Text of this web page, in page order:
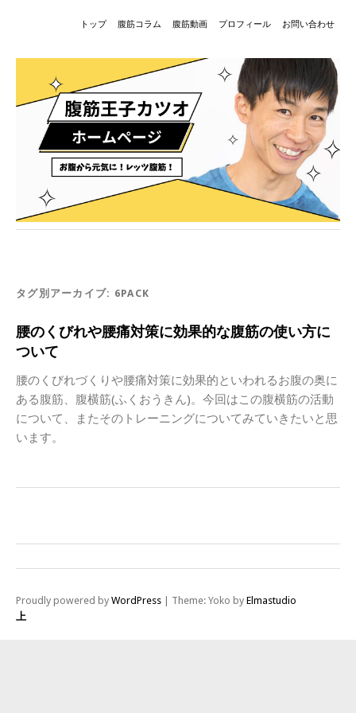
トップ 腹筋コラム 腹筋動画 プロフィール お問い合わせ
タグ別アーカイブ: 6PACK
腰のくびれや腰痛対策に効果的な腹筋の使い方に
ついて
腰のくびれづくりや腰痛対策に効果的といわれるお腹の奥に
ある腹筋、腹横筋(ふくおうきん)。今回はこの腹横筋の活動
について、またそのトレーニングについてみていきたいと思
います。
Proudly powered by WordPress Theme: Yoko by Elmastudio
上